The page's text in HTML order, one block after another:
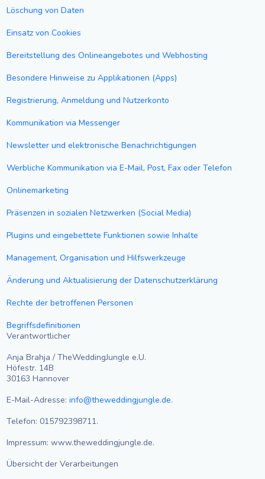
Löschung von Daten
Einsatz von Cookies
Bereitstellung des Onlineangebotes und Webhosting
Besondere Hinweise zu Applikationen (Apps)
Registrierung, Anmeldung und Nutzerkonto
Kommunikation via Messenger
Newsletter und elektronische Benachrichtigungen
Werbliche Kommunikation via E-Mail, Post, Fax oder Telefon
Onlinemarketing
Präsenzen in sozialen Netzwerken (Social Media)
Plugins und eingebettete Funktionen sowie Inhalte
Management, Organisation und Hilfswerkzeuge
Änderung und Aktualisierung der Datenschutzerklärung
Rechte der betroffenen Personen
Begriffsdefinitionen
Verantwortlicher
Anja Brahja / TheWeddingJungle e.U.
Höfestr. 14B
30163 Hannover
E-Mail-Adresse: info@theweddingjungle.de.
Telefon: 015792398711.
Impressum: www.theweddingjungle.de.
Übersicht der Verarbeitungen